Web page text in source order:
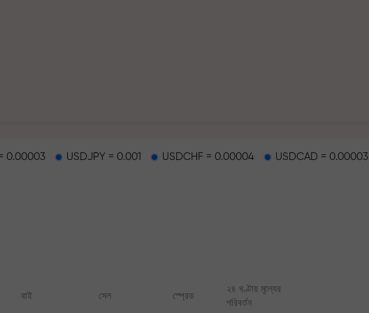
পাওয়া যায়
0.00003 USDJPY = 0.001 USDCHF = 0.00004 USDCAD = 0.00003
বাই সেল স্প্রেড
২৪ ঘণ্টায় মূল্যের
পরিবর্তন